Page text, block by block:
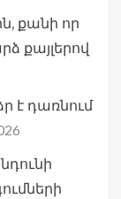
քանի որ
քայլերով
է դառնում